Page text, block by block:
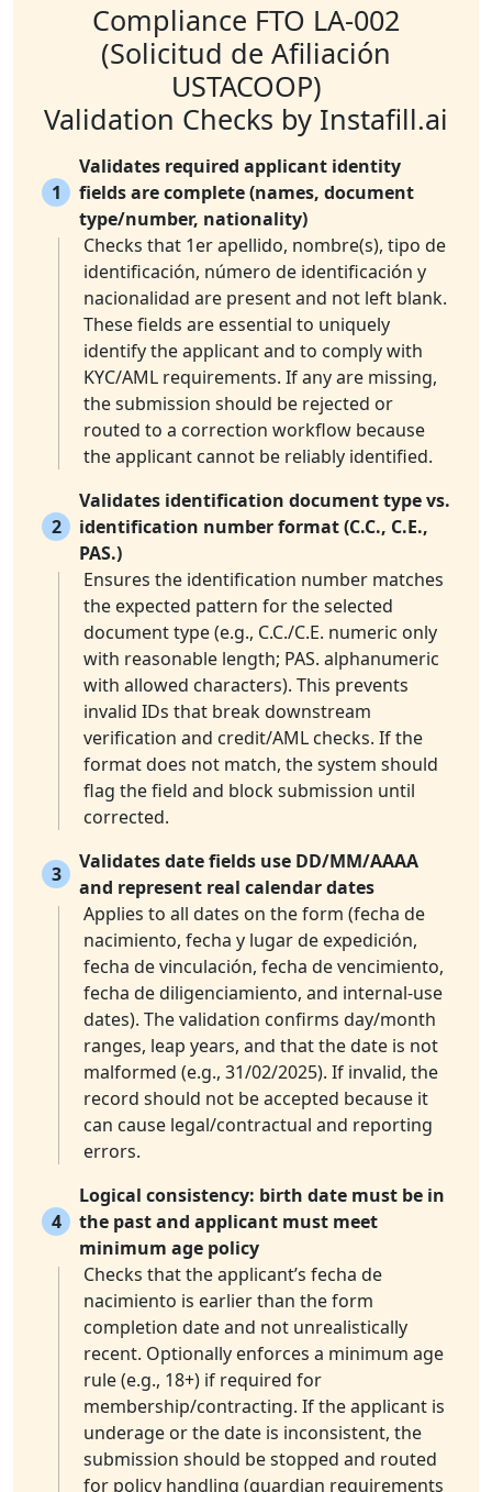
Compliance FTO LA-002
(Solicitud de Afiliación
USTACOOP)
Validation Checks by Instafill.ai
1
Validates required applicant identity
fields are complete (names, document
type/number, nationality)
Checks that 1er apellido, nombre(s), tipo de
identificación, número de identificación y
nacionalidad are present and not left blank.
These fields are essential to uniquely
identify the applicant and to comply with
KYC/AML requirements. If any are missing,
the submission should be rejected or
routed to a correction workflow because
the applicant cannot be reliably identified.
2
Validates identification document type vs.
identification number format (C.C., C.E.,
PAS.)
Ensures the identification number matches
the expected pattern for the selected
document type (e.g., C.C./C.E. numeric only
with reasonable length; PAS. alphanumeric
with allowed characters). This prevents
invalid IDs that break downstream
verification and credit/AML checks. If the
format does not match, the system should
flag the field and block submission until
corrected.
3
Validates date fields use DD/MM/AAAA
and represent real calendar dates
Applies to all dates on the form (fecha de
nacimiento, fecha y lugar de expedición,
fecha de vinculación, fecha de vencimiento,
fecha de diligenciamiento, and internal-use
dates). The validation confirms day/month
ranges, leap years, and that the date is not
malformed (e.g., 31/02/2025). If invalid, the
record should not be accepted because it
can cause legal/contractual and reporting
errors.
4
Logical consistency: birth date must be in
the past and applicant must meet
minimum age policy
Checks that the applicant’s fecha de
nacimiento is earlier than the form
completion date and not unrealistically
recent. Optionally enforces a minimum age
rule (e.g., 18+) if required for
membership/contracting. If the applicant is
underage or the date is inconsistent, the
submission should be stopped and routed
for policy handling (guardian requirements